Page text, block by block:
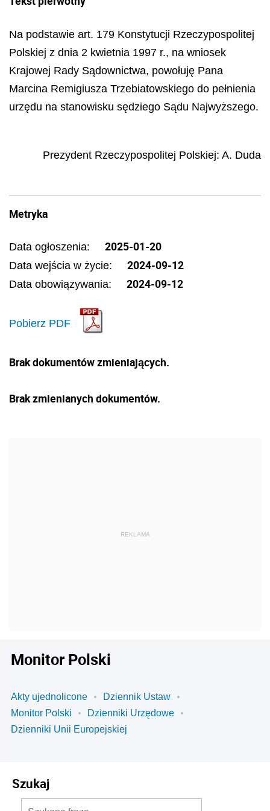
Na podstawie art. 179 Konstytucji Rzeczypospolitej
Polskiej z dnia 2 kwietnia 1997 r., na wniosek
Krajowej Rady Sądownictwa, powołuję Pana
Marcina Remigiusza Trzebiatowskiego do pełnienia
urzędu na stanowisku sędziego Sądu Najwyższego.
Prezydent Rzeczypospolitej Polskiej: A. Duda
Metryka
Data ogłoszenia: 2025-01-20
Data wejścia w życie: 2024-09-12
Data obowiązywania: 2024-09-12
Pobierz PDF
Brak dokumentów zmieniających.
Brak zmienianych dokumentów.
Monitor Polski
Akty ujednolicone
Dziennik Ustaw
Monitor Polski
Dzienniki Urzędowe
Dzienniki Unii Europejskiej
Szukaj